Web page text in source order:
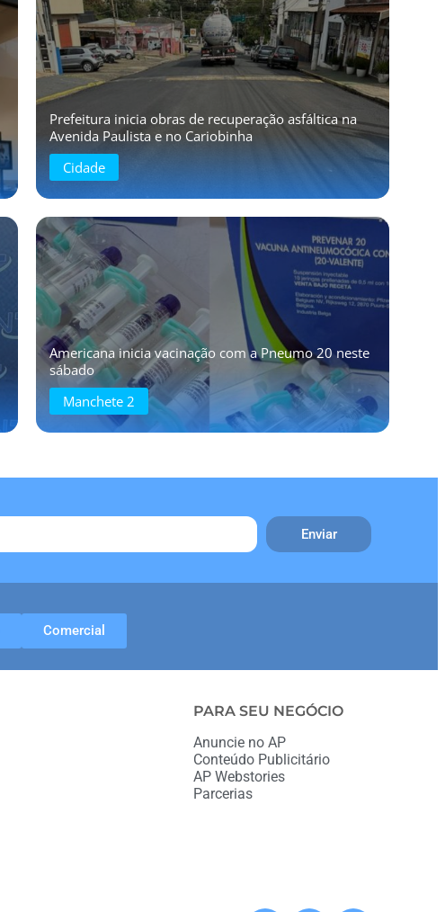
Prefeitura inicia obras de recuperação asfáltica na
Avenida Paulista e no Cariobinha
Cidade
Americana inicia vacinação com a Pneumo 20 neste
sábado
Manchete 2
Enviar
Comercial
PARA SEU NEGÓCIO
Anuncie no AP
Conteúdo Publicitário
AP Webstories
Parcerias